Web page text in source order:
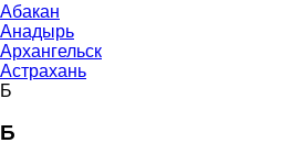
Абакан
Анадырь
Архангельск
Астрахань
Б
Б